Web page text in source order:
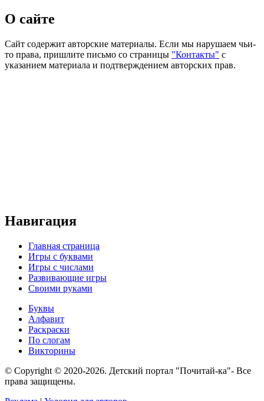
О сайте
Сайт содержит авторские материалы. Если мы нарушаем чьи-
то права, пришлите письмо со страницы "Контакты" с
указанием материала и подтверждением авторских прав.
Навигация
Главная страница
Игры с буквами
Игры с числами
Развивающие игры
Своими руками
Буквы
Алфавит
Раскраски
По слогам
Викторины
© Copyright © 2020-2026. Детский портал "Почитай-ка"- Все
права защищены.